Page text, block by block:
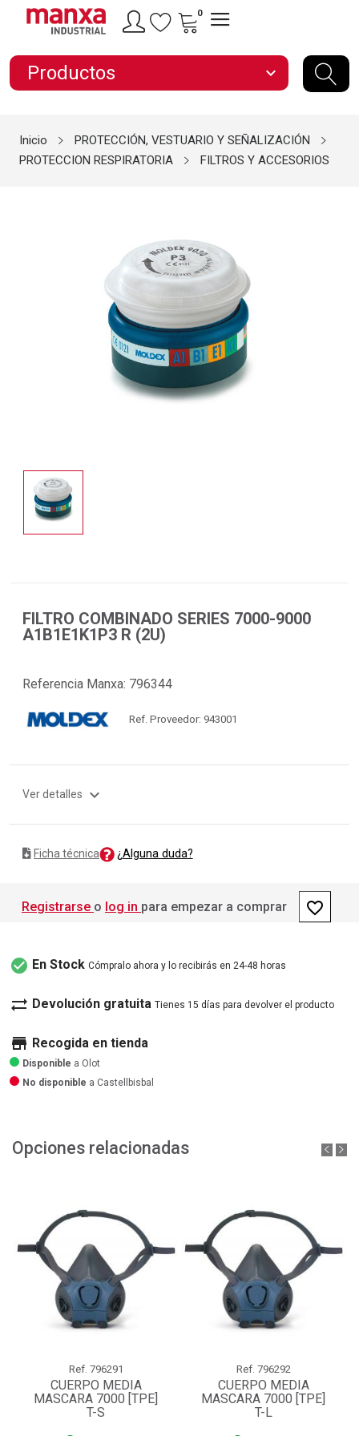
0
Productos expand_more
Inicio
PROTECCIÓN, VESTUARIO Y SEÑALIZACIÓN
PROTECCION RESPIRATORIA
FILTROS Y ACCESORIOS
FILTRO COMBINADO SERIES 7000-9000
A1B1E1K1P3 R (2U)
Referencia Manxa: 796344
Ref. Proveedor: 943001
Ver detalles expand_more
Ficha técnica ¿Alguna duda?
Registrarse o log in para empezar a comprar favorite_border
check_circle En Stock Cómpralo ahora y lo recibirás en 24-48 horas
sync_alt Devolución gratuita Tienes 15 días para devolver el producto
store Recogida en tienda
Disponible a Olot
No disponible a Castellbisbal
Opciones relacionadas
Ref. 796291
CUERPO MEDIA
MASCARA 7000 [TPE]
T-S
Ref. 796292
CUERPO MEDIA
MASCARA 7000 [TPE]
T-L